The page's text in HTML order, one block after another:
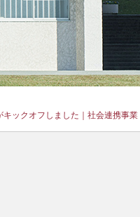
ックオフしました｜社会連携事業